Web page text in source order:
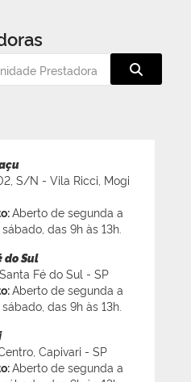
S/N - Vila Ricci, Mogi
Aberto de segunda a
das 9h às 13h.
do Sul
Fé do Sul - SP
Aberto de segunda a
das 9h às 13h.
Capivari - SP
Aberto de segunda a